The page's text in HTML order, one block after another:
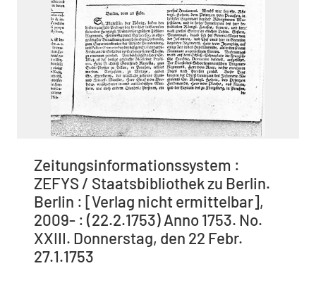
Zeitungsinformationssystem :
ZEFYS / Staatsbibliothek zu Berlin.
Berlin : [Verlag nicht ermittelbar],
2009- : (22.2.1753) Anno 1753. No.
XXIII. Donnerstag, den 22 Febr.
27.1.1753